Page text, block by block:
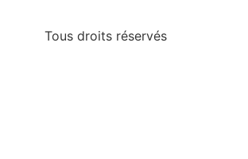
Tous droits réservés